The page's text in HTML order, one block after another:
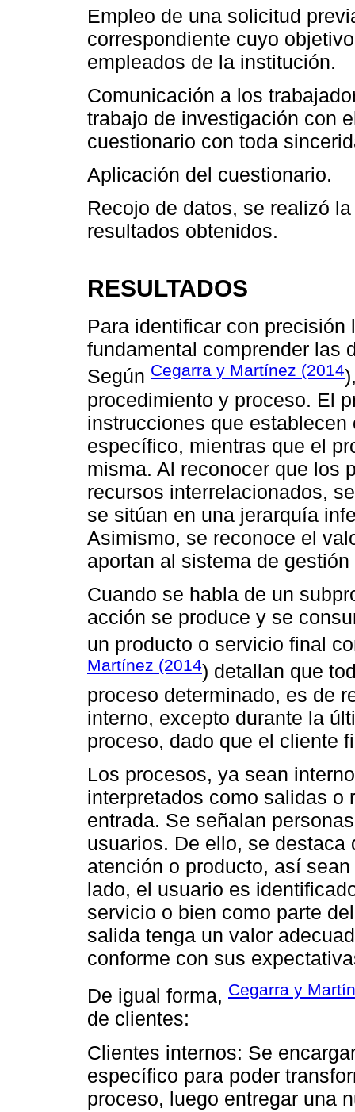
Empleo de una solicitud
correspondiente cuyo
empleados de la institución.
Comunicación a los
trabajo de investigación con
cuestionario con toda
Aplicación del cuestionario.
Recojo de datos, se realizó
resultados obtenidos.
RESULTADOS
Para identificar con
fundamental comprender las
Según Cegarra y Martínez (2014
procedimiento y proceso. El
instrucciones que
específico, mientras que el
misma. Al reconocer que los
recursos interrelacionados,
se sitúan en una jerarquía
Asimismo, se reconoce el
aportan al sistema de
Cuando se habla de un
acción se produce y se
un producto o servicio final
Martínez (2014) detallan que
proceso determinado, es de
interno, excepto durante la
proceso, dado que el cliente
Los procesos, ya sean
interpretados como salidas o
entrada. Se señalan
usuarios. De ello, se
atención o producto, así
lado, el usuario es
servicio o bien como parte
salida tenga un valor
conforme con sus
De igual forma, Cegarra y
de clientes:
Clientes internos: Se
específico para poder
proceso, luego entregar una